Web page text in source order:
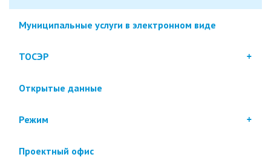
Муниципальные услуги в электронном виде
ТОСЭР
Открытые данные
Режим
Проектный офис